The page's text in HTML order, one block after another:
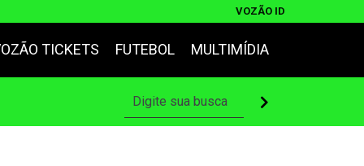
VOZÃO ID
TICKETS FUTEBOL MULTIMÍDIA